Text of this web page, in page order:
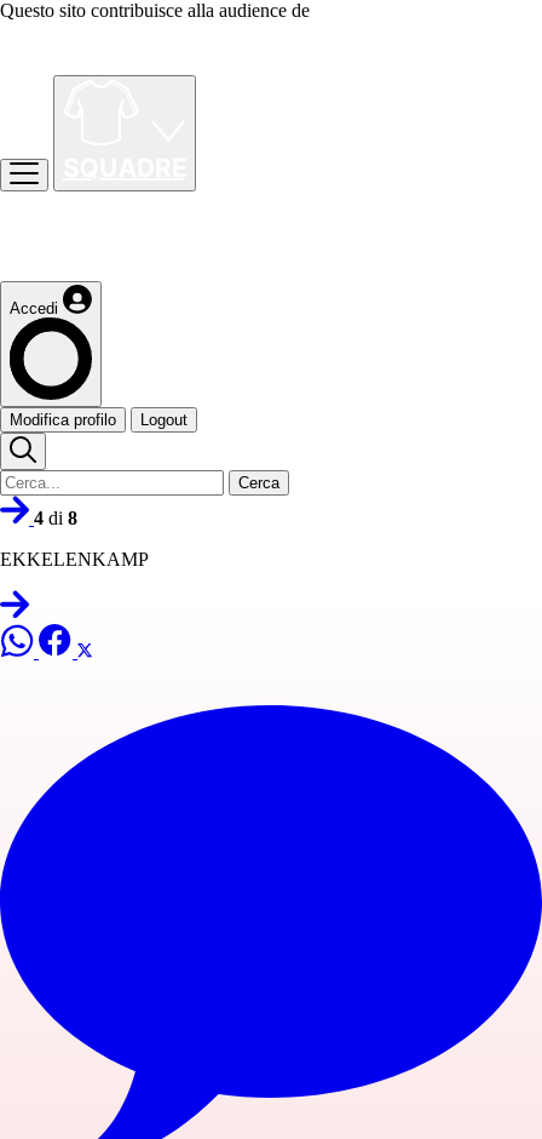
Questo sito contribuisce alla audience de
Accedi
Modifica profilo Logout
Cerca
4 di 8
EKKELENKAMP